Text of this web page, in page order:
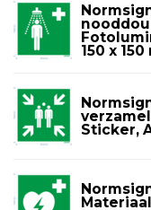
150 x 150
Sticker,